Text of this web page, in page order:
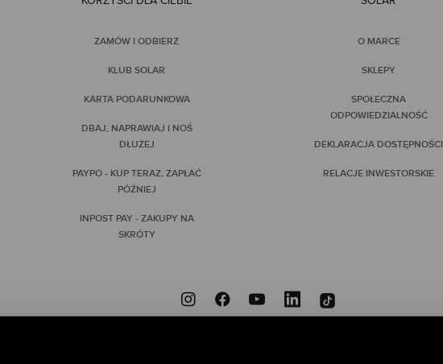
ZAMÓW I ODBIERZ
KLUB SOLAR
KARTA PODARUNKOWA
DBAJ, NAPRAWIAJ I NOŚ
DŁUŻEJ
PAYPO - KUP TERAZ, ZAPŁAĆ
PÓŹNIEJ
INPOST PAY - ZAKUPY NA
SKRÓTY
O MARCE
SKLEPY
SPOŁECZNA
ODPOWIEDZIALNOŚĆ
DEKLARACJA DOSTĘPNOŚCI
RELACJE INWESTORSKIE